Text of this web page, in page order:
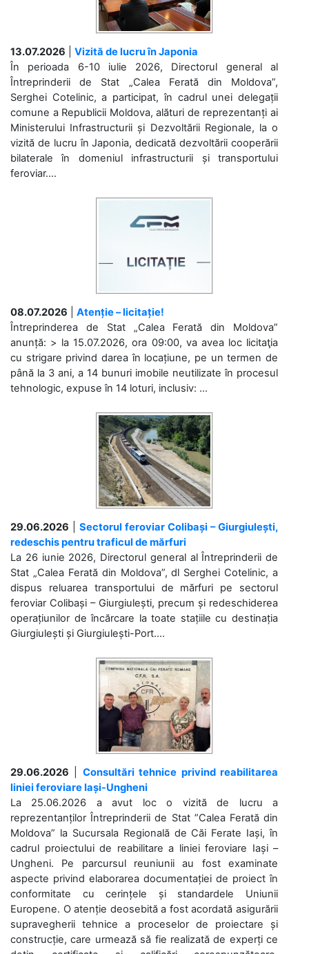
13.07.2026
Vizită de lucru în Japonia
În perioada 6-10 iulie 2026, Directorul general al
Întreprinderii de Stat „Calea Ferată din Moldova”,
Serghei Cotelinic, a participat, în cadrul unei delegații
comune a Republicii Moldova, alături de reprezentanți ai
Ministerului Infrastructurii și Dezvoltării Regionale, la o
vizită de lucru în Japonia, dedicată dezvoltării cooperării
bilaterale în domeniul infrastructurii și transportului
feroviar....
08.07.2026
Atenție – licitație!
Întreprinderea de Stat „Calea Ferată din Moldova”
anunță: > la 15.07.2026, ora 09:00, va avea loc licitaţia
cu strigare privind darea în locațiune, pe un termen de
până la 3 ani, a 14 bunuri imobile neutilizate în procesul
tehnologic, expuse în 14 loturi, inclusiv: ...
29.06.2026
Sectorul feroviar Colibași – Giurgiulești,
redeschis pentru traficul de mărfuri
La 26 iunie 2026, Directorul general al Întreprinderii de
Stat „Calea Ferată din Moldova”, dl Serghei Cotelinic, a
dispus reluarea transportului de mărfuri pe sectorul
feroviar Colibași – Giurgiulești, precum și redeschiderea
operațiunilor de încărcare la toate stațiile cu destinația
Giurgiulești și Giurgiulești-Port....
29.06.2026
Consultări tehnice privind reabilitarea
liniei feroviare Iași-Ungheni
La 25.06.2026 a avut loc o vizită de lucru a
reprezentanților Întreprinderii de Stat ”Calea Ferată din
Moldova” la Sucursala Regională de Căi Ferate Iași, în
cadrul proiectului de reabilitare a liniei feroviare Iași –
Ungheni. Pe parcursul reuniunii au fost examinate
aspecte privind elaborarea documentației de proiect în
conformitate cu cerințele și standardele Uniunii
Europene. O atenție deosebită a fost acordată asigurării
supravegherii tehnice a proceselor de proiectare și
construcție, care urmează să fie realizată de experți ce